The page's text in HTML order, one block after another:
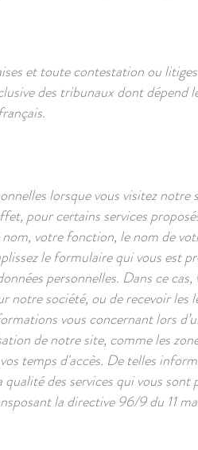
et toute contestation ou
des tribunaux dont dépend
lorsque vous visitez
pour certains services
votre fonction, le nom de
le formulaire qui vous est
personnelles. Dans ce cas,
notre société, ou de recevoir les
vous concernant lors
de notre site, comme les
temps d'accès. De telles
des services qui vous sont
la directive 96/9 du 11